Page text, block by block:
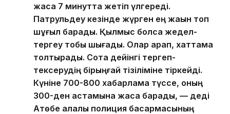
жасақ 7 минутта жетіп үлгереді.
Патрульдеу кезінде жүрген ең жақын топ
шұғыл барады. Қылмыс болса жедел-
тергеу тобы шығады. Олар қарап, хаттама
толтырады. Сотқа дейінгі тергеп-
тексерудің бірыңғай тізіліміне тіркейді.
Күніне 700-800 хабарлама түссе, оның
300-ден астамына жасақ барады, — деді
Ақтөбе қалалық полиция басқармасының